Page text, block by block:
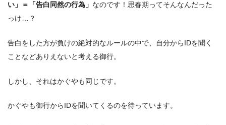
い」＝「告白同然の行為」 なのです！思春期ってそんなんだった
っけ…？
告白をした方が負けの絶対的なルールの中で、自分からIDを聞く
ことなどありえないと考える御行。
しかし、それはかぐやも同じです。
かぐやも御行からIDを聞いてくるのを待っています。